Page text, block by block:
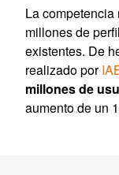
La
millones de
existentes. De
realizado por
millones de
aumento de un